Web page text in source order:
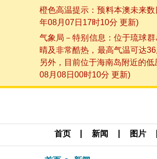
橙色高温提示：预料本澳未来
年08月07日17时10分 更新)
气象局－特别信息：位于琉球
晴及非常酷热，最高气温可达
另外，目前位于海南岛附近的
08月08日00时10分 更新)
首页 新闻 图片